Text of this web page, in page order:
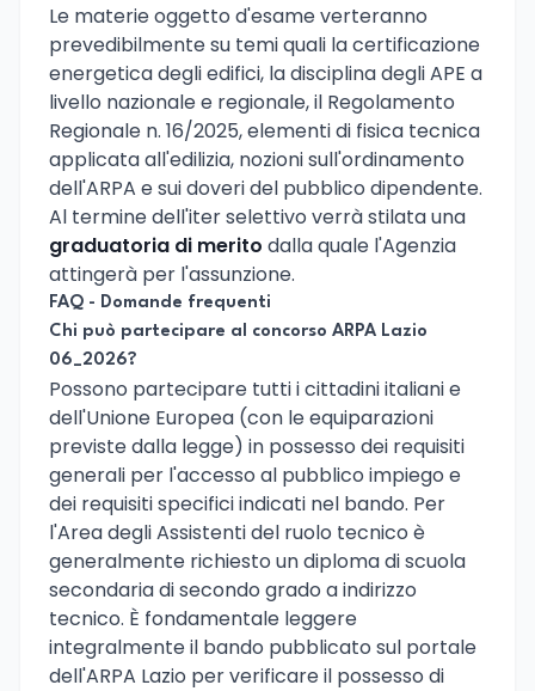
Le materie oggetto d'esame verteranno
prevedibilmente su temi quali la certificazione
energetica degli edifici, la disciplina degli APE a
livello nazionale e regionale, il Regolamento
Regionale n. 16/2025, elementi di fisica tecnica
applicata all'edilizia, nozioni sull'ordinamento
dell'ARPA e sui doveri del pubblico dipendente.
Al termine dell'iter selettivo verrà stilata una
graduatoria di merito dalla quale l'Agenzia
attingerà per l'assunzione.
FAQ - Domande frequenti
Chi può partecipare al concorso ARPA Lazio
06_2026?
Possono partecipare tutti i cittadini italiani e
dell'Unione Europea (con le equiparazioni
previste dalla legge) in possesso dei requisiti
generali per l'accesso al pubblico impiego e
dei requisiti specifici indicati nel bando. Per
l'Area degli Assistenti del ruolo tecnico è
generalmente richiesto un diploma di scuola
secondaria di secondo grado a indirizzo
tecnico. È fondamentale leggere
integralmente il bando pubblicato sul portale
dell'ARPA Lazio per verificare il possesso di